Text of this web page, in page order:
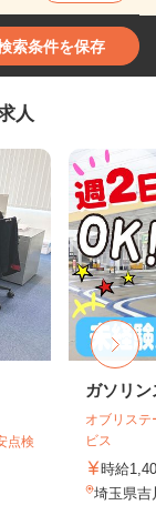
索条件を保存
人
点検
ガソリ
オブリス
ビス
時給
埼玉県吉